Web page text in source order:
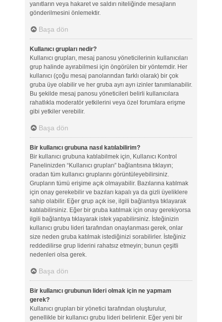
yanıtların veya hakaret ve saldırı niteliğinde mesajların
gönderilmesini önlemektir.
Başa dön
Kullanıcı grupları nedir?
Kullanıcı grupları, mesaj panosu yöneticilerinin kullanıcıları
grup halinde ayırabilmesi için öngörülen bir yöntemdir. Her
kullanıcı (çoğu mesaj panolarından farklı olarak) bir çok
gruba üye olabilir ve her gruba ayrı ayrı izinler tanımlanabilir.
Bu şekilde mesaj panosu yöneticileri belirli kullanıcılara
rahatlıkla moderatör yetkilerini veya özel forumlara erişme
gibi yetkiler verebilir.
Başa dön
Bir kullanıcı grubuna nasıl katılabilirim?
Bir kullanıcı grubuna katılabilmek için, Kullanıcı Kontrol
Panelinizden “Kullanıcı grupları” bağlantısına tıklayın;
oradan tüm kullanıcı gruplarını görüntüleyebilirsiniz.
Grupların tümü erişime açık olmayabilir. Bazılarına katılmak
için onay gerekebilir ve bazıları kapalı ya da gizli üyeliklere
sahip olabilir. Eğer grup açık ise, ilgili bağlantıya tıklayarak
katılabilirsiniz. Eğer bir gruba katılmak için onay gerekiyorsa
ilgili bağlantıya tıklayarak istek yapabilirsiniz. İsteğinizin
kullanıcı grubu lideri tarafından onaylanması gerek, onlar
size neden gruba katılmak istediğinizi sorabilirler. İsteğiniz
reddedilirse grup liderini rahatsız etmeyin; bunun çeşitli
nedenleri olsa gerek.
Başa dön
Bir kullanıcı grubunun lideri olmak için ne yapmam
gerek?
Kullanıcı grupları bir yönetici tarafından oluşturulur,
genellikle bir kullanıcı grubu lideri belirlenir. Eğer yeni bir